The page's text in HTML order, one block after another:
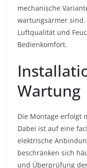
mechanische
wartungsärmer
Luftqualität und
Bedienkomfort.
Wartung
Die Montage erfolgt
Dabei ist auf eine
elektrische
beschränken sich
und Überprüfung